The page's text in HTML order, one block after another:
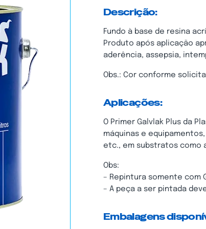
Descrição:
Fundo à base de resina
Produto após aplicação
aderência, assepsia,
Obs.: Cor conforme
Aplicações:
O Primer Galvlak Plus da
máquinas e
etc., em substratos como
Obs:
– Repintura somente com
– A peça a ser pintada
Embalagens